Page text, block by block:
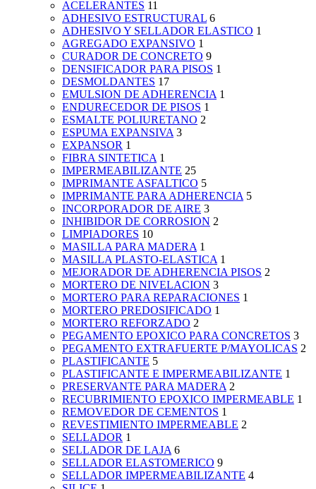
ACELERANTES 11
ADHESIVO ESTRUCTURAL 6
ADHESIVO Y SELLADOR ELASTICO 1
AGREGADO EXPANSIVO 1
CURADOR DE CONCRETO 9
DENSIFICADOR PARA PISOS 1
DESMOLDANTES 17
EMULSION DE ADHERENCIA 1
ENDURECEDOR DE PISOS 1
ESMALTE POLIURETANO 2
ESPUMA EXPANSIVA 3
EXPANSOR 1
FIBRA SINTETICA 1
IMPERMEABILIZANTE 25
IMPRIMANTE ASFALTICO 5
IMPRIMANTE PARA ADHERENCIA 5
INCORPORADOR DE AIRE 3
INHIBIDOR DE CORROSION 2
LIMPIADORES 10
MASILLA PARA MADERA 1
MASILLA PLASTO-ELASTICA 1
MEJORADOR DE ADHERENCIA PISOS 2
MORTERO DE NIVELACION 3
MORTERO PARA REPARACIONES 1
MORTERO PREDOSIFICADO 1
MORTERO REFORZADO 2
PEGAMENTO EPOXICO PARA CONCRETOS 3
PEGAMENTO EXTRAFUERTE P/MAYOLICAS 2
PLASTIFICANTE 5
PLASTIFICANTE E IMPERMEABILIZANTE 1
PRESERVANTE PARA MADERA 2
RECUBRIMIENTO EPOXICO IMPERMEABLE 1
REMOVEDOR DE CEMENTOS 1
REVESTIMIENTO IMPERMEABLE 2
SELLADOR 1
SELLADOR DE LAJA 6
SELLADOR ELASTOMERICO 9
SELLADOR IMPERMEABILIZANTE 4